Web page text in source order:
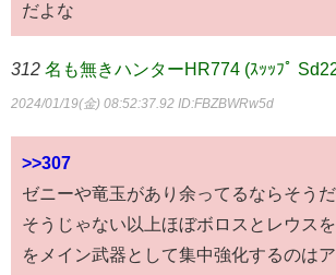
だよな
312 名も無きハンターHR774 (ｽｯｯﾌﾟ
2024/01/19(金) 08:52:37.92 ID:FBZBWRw5d
>>307
ゼニーや竜玉があり余ってるならそう
そうじゃない以上ほぼボロスとレウス
をメイン武器として集中強化するのはア